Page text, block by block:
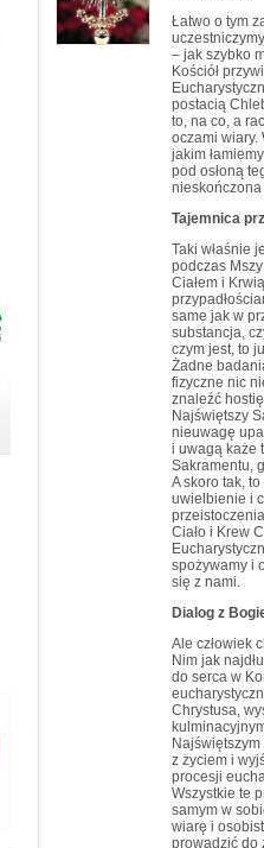
Łatwo o tym
– jak szybko
Kościół
postacią
to, na co, a
oczami wiary.
jakim
pod osłoną
nieskończona
Tajemnica
Taki właśnie
podczas
Ciałem i
same jak w
substancja,
czym jest, to
Żadne
fizyczne nic
znaleźć
Najświętszy
nieuwagę
i uwagą każe
Sakramentu,
A skoro tak,
uwielbienie i
Ciało i Krew
spożywamy i
się z nami.
Dialog z
Ale człowiek
Nim jak
do serca w
Chrystusa,
z życiem i
procesji
Wszystkie te
samym w
wiarę i
prowadzić do